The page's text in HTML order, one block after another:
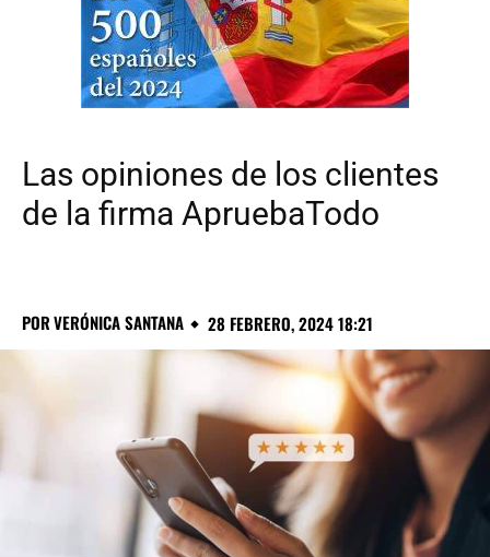
Las opiniones de los clientes
de la firma ApruebaTodo
PORVERÓNICA SANTANA 28 FEBRERO, 2024 18:21